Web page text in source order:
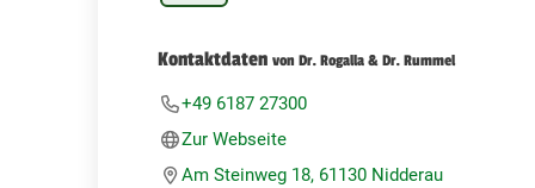
Kontaktdaten von Dr. Rogalla & Dr. Rummel
+49 6187 27300
Zur Webseite
Am Steinweg 18, 61130 Nidderau